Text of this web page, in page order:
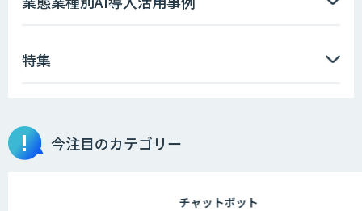
特集
今注目のカテゴリー
チャットボット